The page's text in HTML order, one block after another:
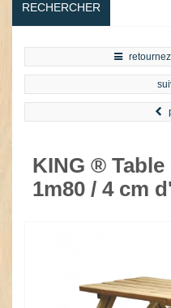
RECHERCHER
KING ®
1m80 / 4 cm